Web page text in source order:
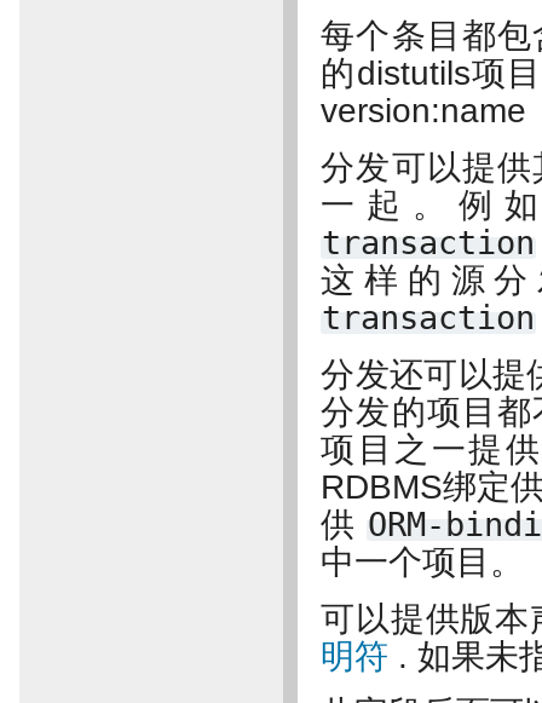
每个条目都
的distutils项
version:name
分发可以提
一起。例
transaction
这样的源
transaction
分发还可以提
分发的项目
项目之一提
RDBMS绑定
供 ORM-
中一个项目。
可以提供版
明符 . 如果未